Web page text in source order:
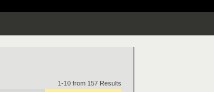
1-10 from 157 Results